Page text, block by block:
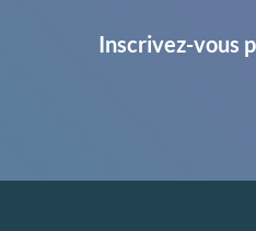
Inscrivez-vous